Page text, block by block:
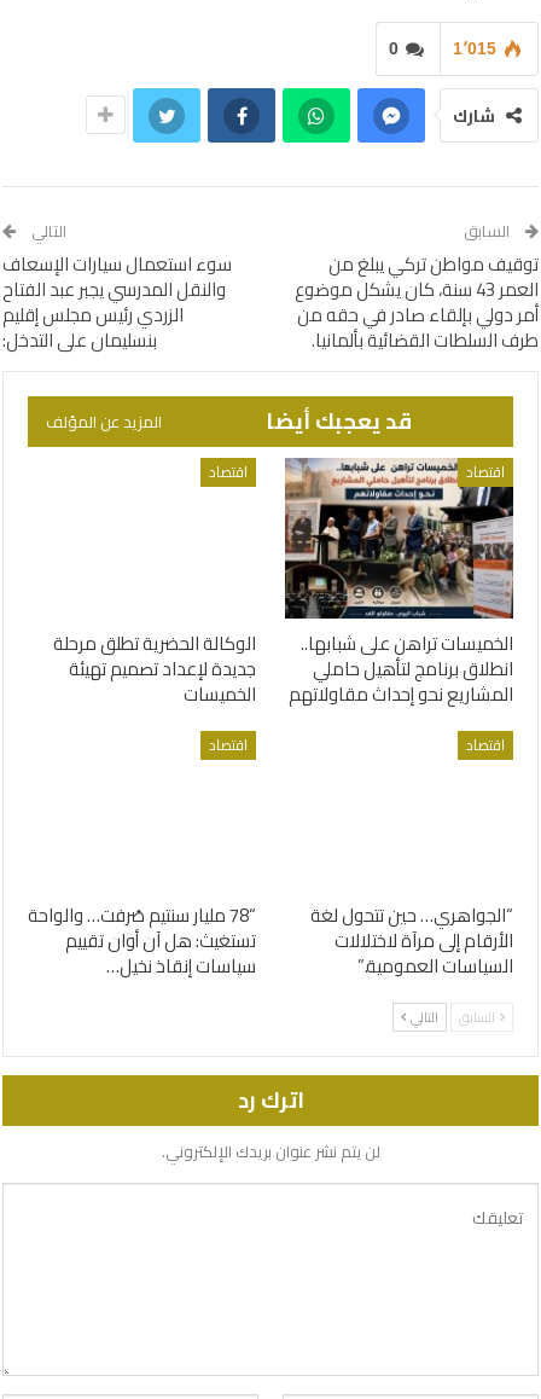
0 1٬015
شارك
السابق
توقيف مواطن تركي يبلغ من
العمر 43 سنة، كان يشكل موضوع
أمر دولي بإلقاء صادر في حقه من
طرف السلطات القضائية بألمانيا.‎
التالي
سوء استعمال سيارات الإسعاف
والنقل المدرسي يجبر عبد الفتاح
الزردي رئيس مجلس إقليم
بنسليمان على التدخل:
قد يعجبك أيضا المزيد عن المؤلف
اقتصاد
الخميسات تراهن على شبابها..
انطلاق برنامج لتأهيل حاملي
المشاريع نحو إحداث مقاولاتهم
اقتصاد
الوكالة الحضرية تطلق مرحلة
جديدة لإعداد تصميم تهيئة
الخميسات
اقتصاد
“الجواهري… حين تتحول لغة
الأرقام إلى مرآة لاختلالات
السياسات العمومية.”
اقتصاد
“78 مليار سنتيم صُرفت… والواحة
تستغيث: هل آن أوان تقييم
سياسات إنقاذ نخيل…
السابق التالي
اترك رد
لن يتم نشر عنوان بريدك الإلكتروني.